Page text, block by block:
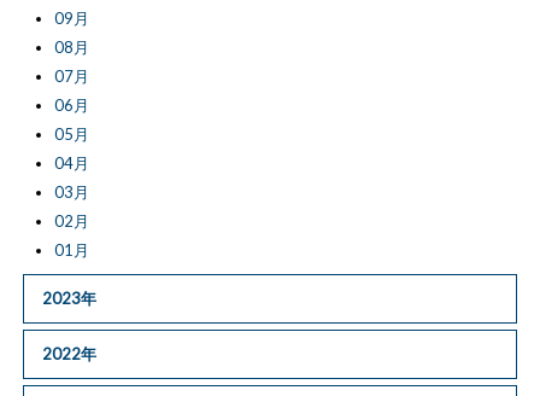
09月
08月
07月
06月
05月
04月
03月
02月
01月
2023年
2022年